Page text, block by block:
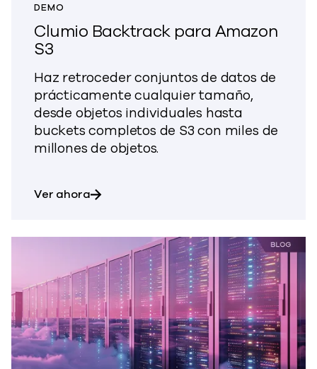
DEMO
Clumio Backtrack para Amazon
S3
Haz retroceder conjuntos de datos de
prácticamente cualquier tamaño,
desde objetos individuales hasta
buckets completos de S3 con miles de
millones de objetos.
Ver ahorasobre Clumio Backtrack para Amazon